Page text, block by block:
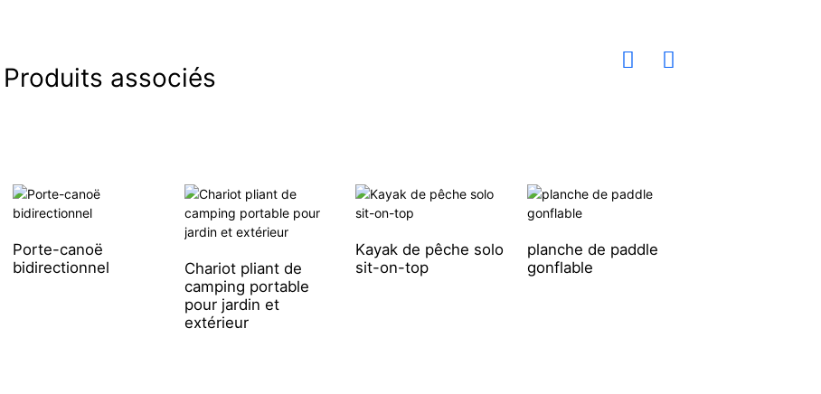
Produits associés
Porte-canoë
bidirectionnel
Chariot pliant de
camping portable
pour jardin et
extérieur
Kayak de pêche solo
sit-on-top
planche de paddle
gonflable